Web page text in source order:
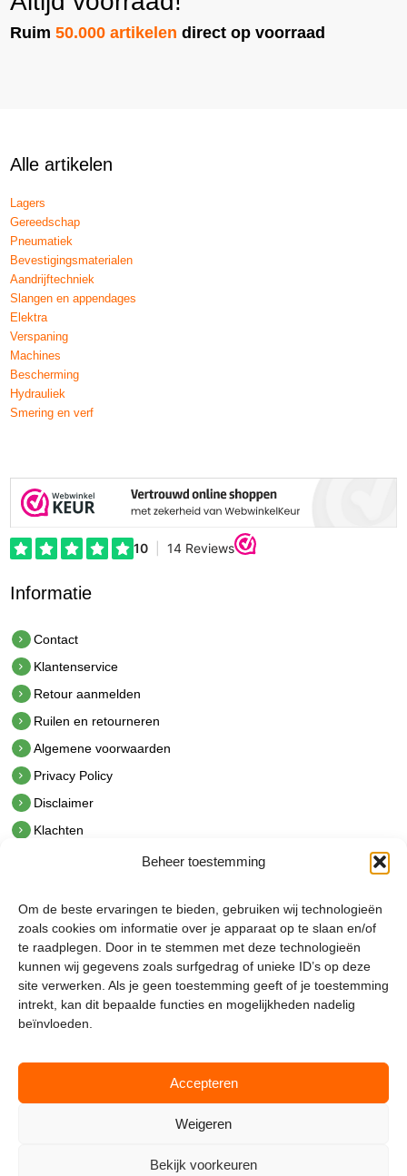
Beheer toestemming
Om de beste ervaringen te bieden, gebruiken wij technologieën
zoals cookies om informatie over je apparaat op te slaan en/of
te raadplegen. Door in te stemmen met deze technologieën
kunnen wij gegevens zoals surfgedrag of unieke ID’s op deze
site verwerken. Als je geen toestemming geeft of je toestemming
intrekt, kan dit bepaalde functies en mogelijkheden nadelig
beïnvloeden.
Accepteren
Weigeren
Bekijk voorkeuren
Ruim50.000 artikelen direct op voorraad
Alle artikelen
Lagers
Gereedschap
Pneumatiek
Bevestigingsmaterialen
Aandrijftechniek
Slangen en appendages
Elektra
Verspaning
Machines
Bescherming
Hydrauliek
Smering en verf
Informatie
Contact
Klantenservice
Retour aanmelden
Ruilen en retourneren
Algemene voorwaarden
Privacy Policy
Disclaimer
Klachten
hetindustriehuis B.V.
De Hoek 1 1601 MR Enkhuizen
t.0228 53 00 40
e.info@hetindustriehuis.com
KVK 51483904
BTW NL850044522B01